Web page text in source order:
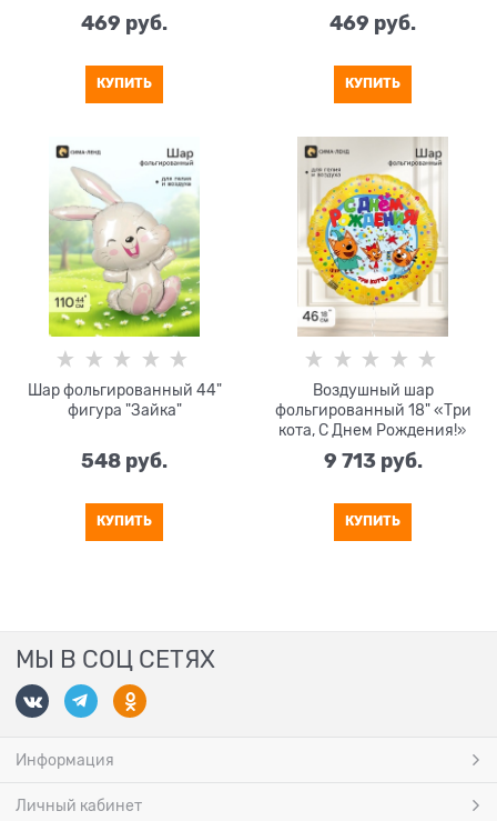
469 руб.
КУПИТЬ
469 руб.
КУПИТЬ
Шар фольгированный 44"
фигура "Зайка"
548 руб.
КУПИТЬ
Воздушный шар
фольгированный 18" «Три
кота, С Днем Рождения!»
набор 5 штук
9 713 руб.
КУПИТЬ
МЫ В СОЦ СЕТЯХ
Информация
Личный кабинет